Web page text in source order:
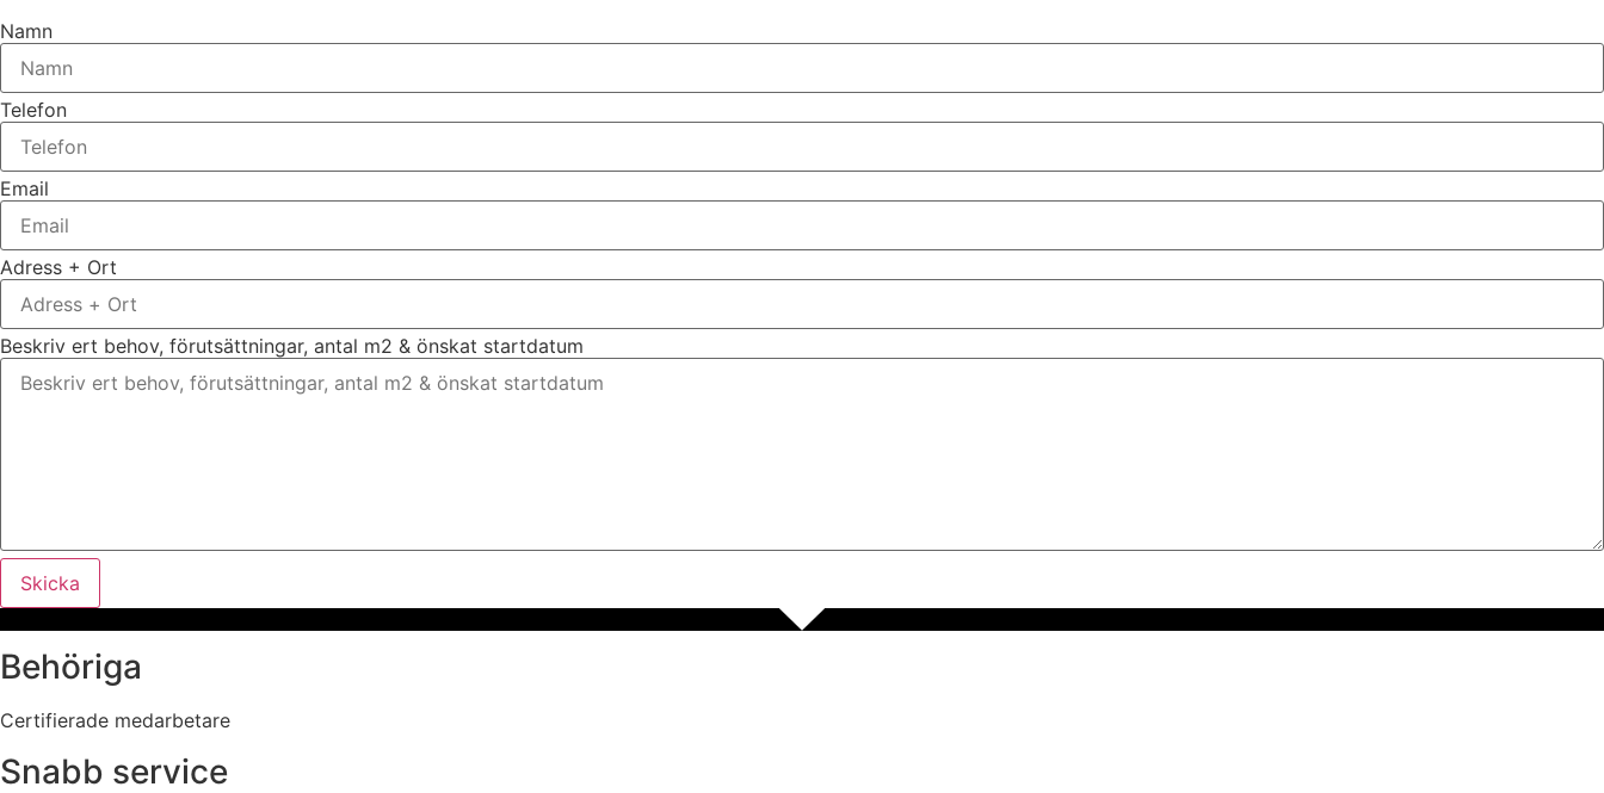
Namn
Telefon
Email
Adress + Ort
Beskriv ert behov, förutsättningar, antal m2 & önskat startdatum
Skicka
Behöriga
Certifierade medarbetare
Snabb service